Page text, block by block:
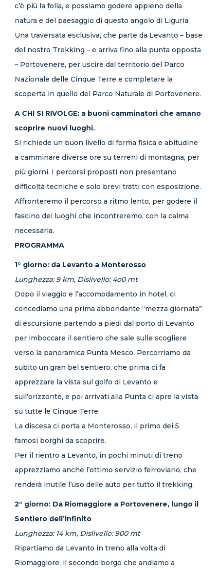
c’è più la folla, e possiamo godere appieno della
natura e del paesaggio di questo angolo di Liguria.
Una traversata esclusiva, che parte da Levanto – base
del nostro Trekking – e arriva fino alla punta opposta
– Portovenere, per uscire dal territorio del Parco
Nazionale delle Cinque Terre e completare la
scoperta in quello del Parco Naturale di Portovenere.
A CHI SI RIVOLGE: a buoni camminatori che amano
scoprire nuovi luoghi.
Si richiede un buon livello di forma fisica e abitudine
a camminare diverse ore su terreni di montagna, per
più giorni. I percorsi proposti non presentano
difficoltà tecniche e solo brevi tratti con esposizione.
Affronteremo il percorso a ritmo lento, per godere il
fascino dei luoghi che incontreremo, con la calma
necessaria.
PROGRAMMA
1° giorno: da Levanto a Monterosso
Lunghezza: 9 km, Dislivello: 4o0 mt
Dopo il viaggio e l’accomodamento in hotel, ci
concediamo una prima abbondante “mezza giornata”
di escursione partendo a piedi dal porto di Levanto
per imboccare il sentiero che sale sulle scogliere
verso la panoramica Punta Mesco. Percorriamo da
subito un gran bel sentiero, che prima ci fa
apprezzare la vista sul golfo di Levanto e
sull’orizzonte, e poi arrivati alla Punta ci apre la vista
su tutte le Cinque Terre.
La discesa ci porta a Monterosso, il primo dei 5
famosi borghi da scoprire.
Per il rientro a Levanto, in pochi minuti di treno
apprezziamo anche l’ottimo servizio ferroviario, che
renderà inutile l’uso delle auto per tutto il trekking.
2° giorno: Da Riomaggiore a Portovenere, lungo il
Sentiero dell’infinito
Lunghezza: 14 km, Dislivello: 900 mt
Ripartiamo da Levanto in treno alla volta di
Riomaggiore, il secondo borgo che andiamo a